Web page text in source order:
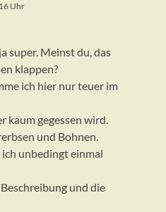
Uhr
super. Meinst du, das
klappen?
ich hier nur teuer im
kaum gegessen wird.
und Bohnen.
unbedingt einmal
und die